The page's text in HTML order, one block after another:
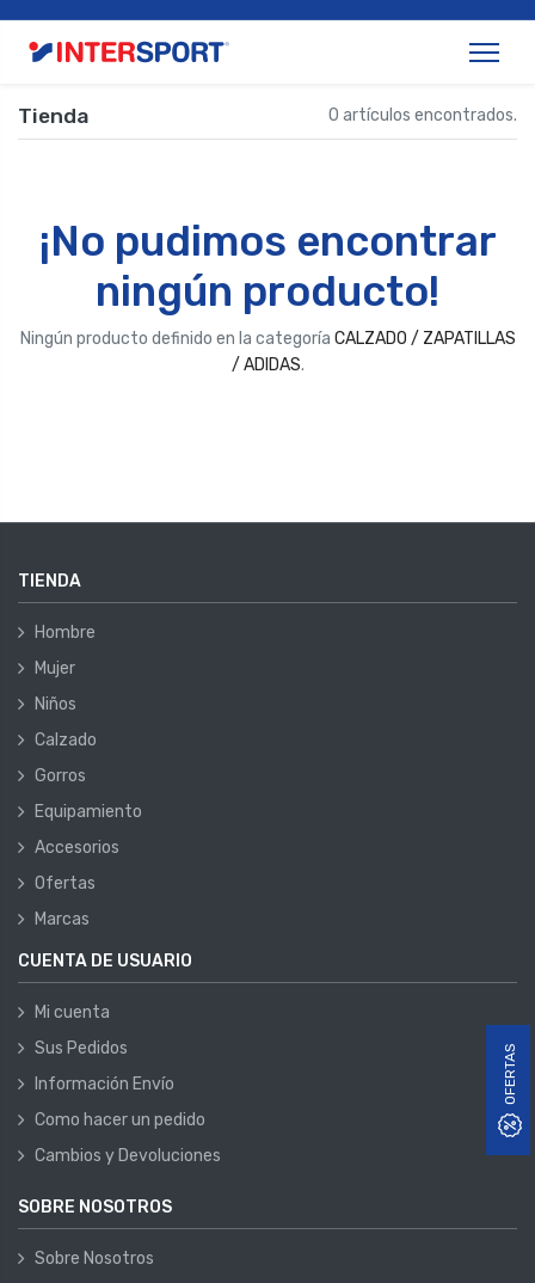
OFERTAS
Tienda 0 artículos encontrados.
¡No pudimos encontrar
ningún producto!
Ningún producto definido en la categoría CALZADO / ZAPATILLAS
/ ADIDAS.
TIENDA
Hombre
Mujer
Niños
Calzado
Gorros
Equipamiento
Accesorios
Ofertas
Marcas
CUENTA DE USUARIO
Mi cuenta
Sus Pedidos
Información Envío
Como hacer un pedido
Cambios y Devoluciones
SOBRE NOSOTROS
Sobre Nosotros